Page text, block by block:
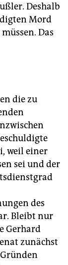
Deshalb
Mord
Das
die zu
weil einer
sei und der
des
Bleibt nur
Gerhard
zunächst